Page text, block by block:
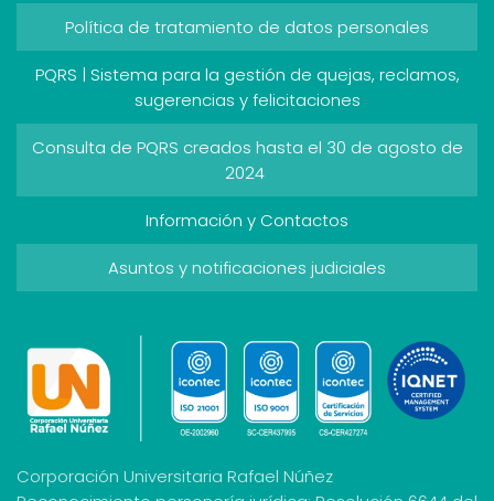
Política de tratamiento de datos personales
PQRS | Sistema para la gestión de quejas, reclamos,
sugerencias y felicitaciones
Consulta de PQRS creados hasta el 30 de agosto de
2024
Información y Contactos
Asuntos y notificaciones judiciales
Corporación Universitaria Rafael Núñez